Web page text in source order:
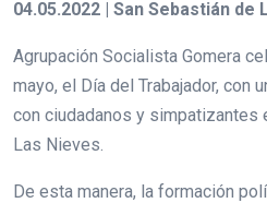
04.05.2022 | San Sebastián de
Agrupación Socialista Gomera
mayo, el Día del Trabajador, con
con ciudadanos y simpatizantes
Las Nieves.
De esta manera, la formación